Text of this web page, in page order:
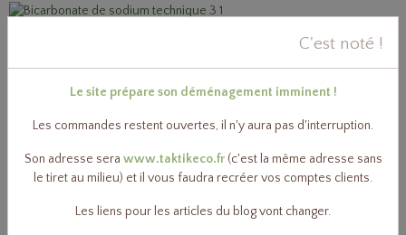
3,50€TTC
Fil à couper le savon de Marseille
2,50€TTC
Percarbonate de sodium
C'est noté !
Le site prépare son déménagement imminent !
Les commandes restent ouvertes, il n'y aura pas d'interruption.
Son adresse sera www.taktikeco.fr (c'est la même adresse sans
le tiret au milieu) et il vous faudra recréer vos comptes clients.
Les liens pour les articles du blog vont changer.